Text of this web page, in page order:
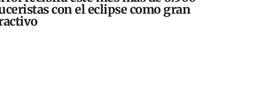
con el eclipse como gran